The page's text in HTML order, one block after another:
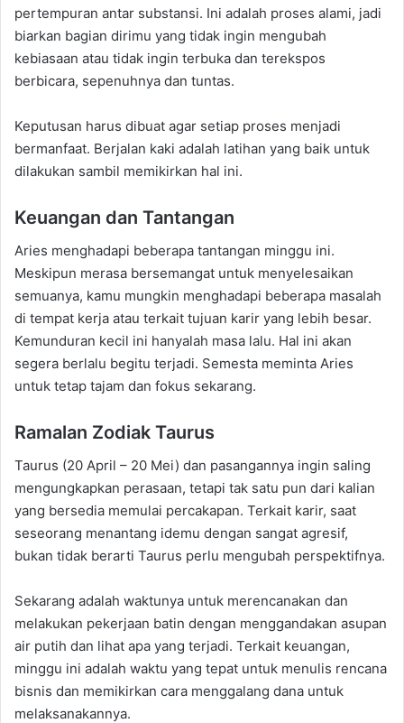
pertempuran antar substansi. Ini adalah proses alami, jadi
biarkan bagian dirimu yang tidak ingin mengubah
kebiasaan atau tidak ingin terbuka dan terekspos
berbicara, sepenuhnya dan tuntas.
Keputusan harus dibuat agar setiap proses menjadi
bermanfaat. Berjalan kaki adalah latihan yang baik untuk
dilakukan sambil memikirkan hal ini.
Keuangan dan Tantangan
Aries menghadapi beberapa tantangan minggu ini.
Meskipun merasa bersemangat untuk menyelesaikan
semuanya, kamu mungkin menghadapi beberapa masalah
di tempat kerja atau terkait tujuan karir yang lebih besar.
Kemunduran kecil ini hanyalah masa lalu. Hal ini akan
segera berlalu begitu terjadi. Semesta meminta Aries
untuk tetap tajam dan fokus sekarang.
Ramalan Zodiak Taurus
Taurus (20 April – 20 Mei) dan pasangannya ingin saling
mengungkapkan perasaan, tetapi tak satu pun dari kalian
yang bersedia memulai percakapan. Terkait karir, saat
seseorang menantang idemu dengan sangat agresif,
bukan tidak berarti Taurus perlu mengubah perspektifnya.
Sekarang adalah waktunya untuk merencanakan dan
melakukan pekerjaan batin dengan menggandakan asupan
air putih dan lihat apa yang terjadi. Terkait keuangan,
minggu ini adalah waktu yang tepat untuk menulis rencana
bisnis dan memikirkan cara menggalang dana untuk
melaksanakannya.